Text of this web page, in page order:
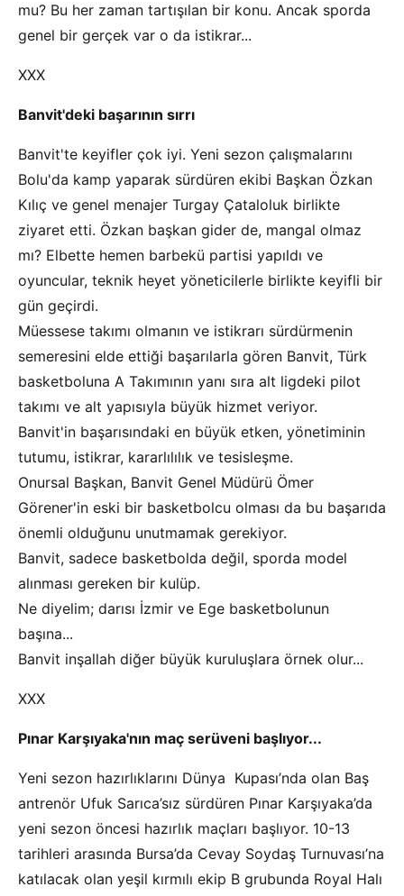
mu? Bu her zaman tartışılan bir konu. Ancak sporda
genel bir gerçek var o da istikrar...
XXX
Banvit'deki başarının sırrı
Banvit'te keyifler çok iyi. Yeni sezon çalışmalarını
Bolu'da kamp yaparak sürdüren ekibi Başkan Özkan
Kılıç ve genel menajer Turgay Çataloluk birlikte
ziyaret etti. Özkan başkan gider de, mangal olmaz
mı? Elbette hemen barbekü partisi yapıldı ve
oyuncular, teknik heyet yöneticilerle birlikte keyifli bir
gün geçirdi.
Müessese takımı olmanın ve istikrarı sürdürmenin
semeresini elde ettiği başarılarla gören Banvit, Türk
basketboluna A Takımının yanı sıra alt ligdeki pilot
takımı ve alt yapısıyla büyük hizmet veriyor.
Banvit'in başarısındaki en büyük etken, yönetiminin
tutumu, istikrar, kararlılılık ve tesisleşme.
Onursal Başkan, Banvit Genel Müdürü Ömer
Görener'in eski bir basketbolcu olması da bu başarıda
önemli olduğunu unutmamak gerekiyor.
Banvit, sadece basketbolda değil, sporda model
alınması gereken bir kulüp.
Ne diyelim; darısı İzmir ve Ege basketbolunun
başına...
Banvit inşallah diğer büyük kuruluşlara örnek olur...
XXX
Pınar Karşıyaka'nın maç serüveni başlıyor...
Yeni sezon hazırlıklarını Dünya Kupası’nda olan Baş
antrenör Ufuk Sarıca’sız sürdüren Pınar Karşıyaka’da
yeni sezon öncesi hazırlık maçları başlıyor. 10-13
tarihleri arasında Bursa’da Cevay Soydaş Turnuvası’na
katılacak olan yeşil kırmılı ekip B grubunda Royal Halı